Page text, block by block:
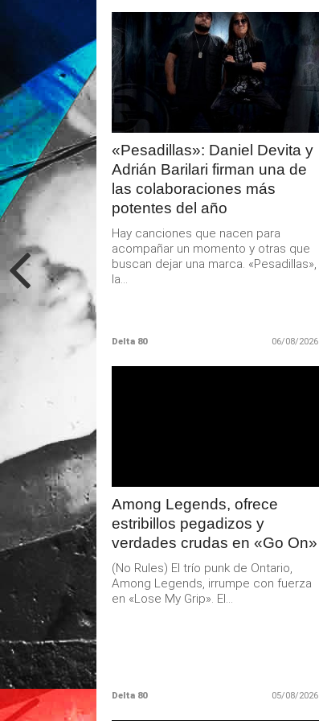
LEER
MAS
«Pesadillas»: Daniel Devita y
Adrián Barilari firman una de
las colaboraciones más
potentes del año
Hay canciones que nacen para
acompañar un momento y otras que
buscan dejar una marca. «Pesadillas»,
la...
Delta 80 06/08/2026
Among Legends, ofrece
estribillos pegadizos y
verdades crudas en «Go On»
(No Rules) El trío punk de Ontario,
Among Legends, irrumpe con fuerza
en «Lose My Grip». El...
Delta 80 05/08/2026